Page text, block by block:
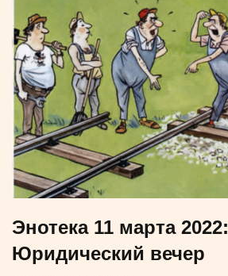
Энотека 11 марта 2022:
Юридический вечер